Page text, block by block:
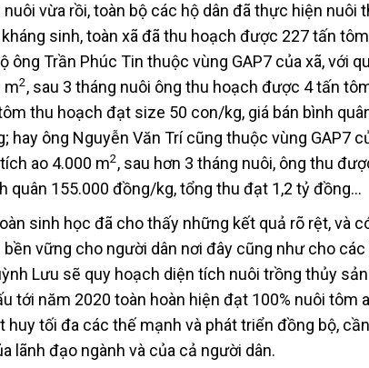
nuôi vừa rồi, toàn bộ các hộ dân đã thực hiện nuôi
sinh, toàn xã đã thu hoạch được 227 tấn
ông Trần Phúc Tin thuộc vùng GAP7 của xã, với
m2, sau 3 tháng nuôi ông thu hoạch được 4 tấn
thu hoạch đạt size 50 con/kg, giá bán bình
hay ông Nguyễn Văn Trí cũng thuộc vùng GAP7
ao 4.000 m2, sau hơn 3 tháng nuôi, ông thu
quân 155.000 đồng/kg, tổng thu đạt 1,2 tỷ đồng…
sinh học đã cho thấy những kết quả rõ rệt, và
bền vững cho người dân nơi đây cũng như cho
Lưu sẽ quy hoạch diện tích nuôi trồng thủy
tới năm 2020 toàn hoàn hiện đạt 100% nuôi tôm
huy tối đa các thế mạnh và phát triển đồng bộ,
lãnh đạo ngành và của cả người dân.